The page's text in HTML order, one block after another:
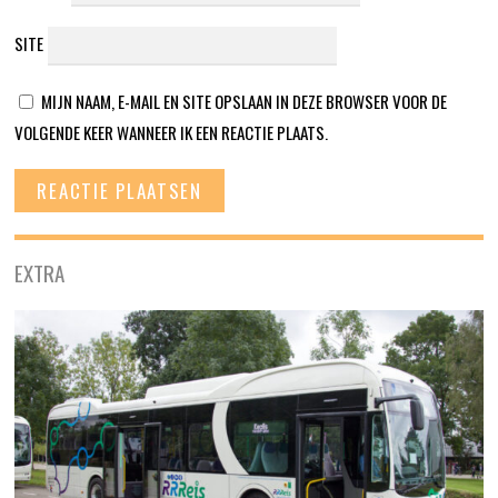
SITE
MIJN NAAM, E-MAIL EN SITE OPSLAAN IN DEZE BROWSER VOOR DE
VOLGENDE KEER WANNEER IK EEN REACTIE PLAATS.
EXTRA